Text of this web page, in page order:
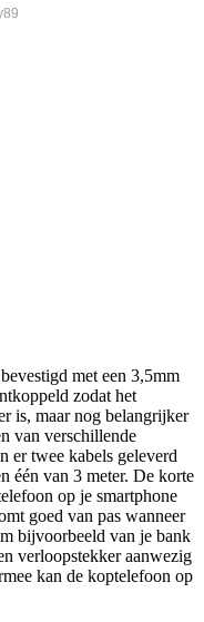
met een 3,5mm
zodat het
is, maar nog belangrijker
van verschillende
er twee kabels geleverd
één van 3 meter. De korte
op je smartphone
goed van pas wanneer
bijvoorbeeld van je bank
verloopstekker aanwezig
kan de koptelefoon op